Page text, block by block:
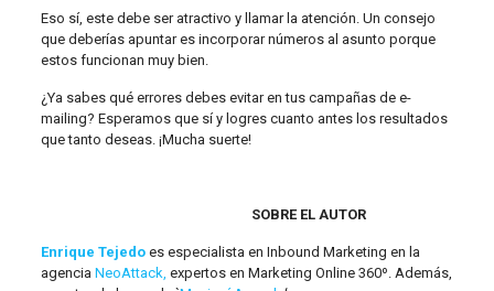
Eso sí, este debe ser atractivo y llamar la atención. Un consejo
que deberías apuntar es incorporar números al asunto porque
estos funcionan muy bien.
¿Ya sabes qué errores debes evitar en tus campañas de e-
mailing? Esperamos que sí y logres cuanto antes los resultados
que tanto deseas. ¡Mucha suerte!
SOBRE EL AUTOR
Enrique Tejedo es especialista en Inbound Marketing en la
agencia NeoAttack, expertos en Marketing Online 360º. Además,